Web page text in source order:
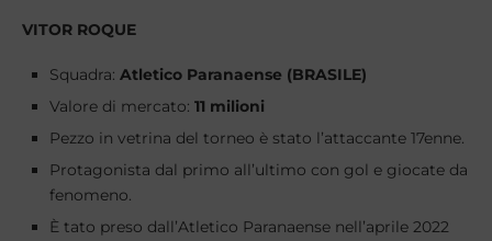
VITOR ROQUE
Squadra: Atletico Paranaense (BRASILE)
Valore di mercato: 11 milioni
Pezzo in vetrina del torneo è stato l’attaccante 17enne.
Protagonista dal primo all’ultimo con gol e giocate da
fenomeno.
È tato preso dall’Atletico Paranaense nell’aprile 2022